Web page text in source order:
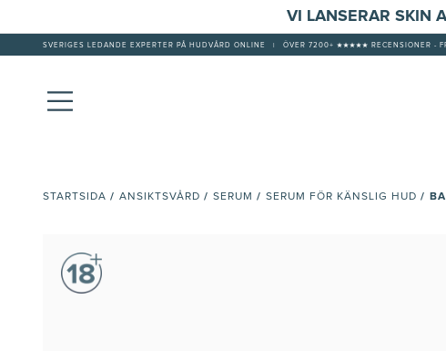
VI LANSERAR SKIN
SVERIGES LEDANDE EXPERTER PÅ HUDVÅRD ONLINE ÖVER 7200+ ★★★★★ RECENSIONER -
STARTSIDA / ANSIKTSVÅRD / SERUM / SERUM FÖR KÄNSLIG HUD /